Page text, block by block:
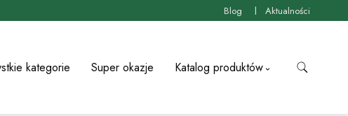
Blog Aktualności
kategorie Super okazje Katalog produktów